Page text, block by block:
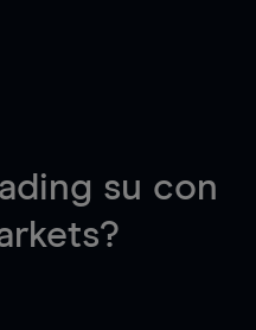
su con